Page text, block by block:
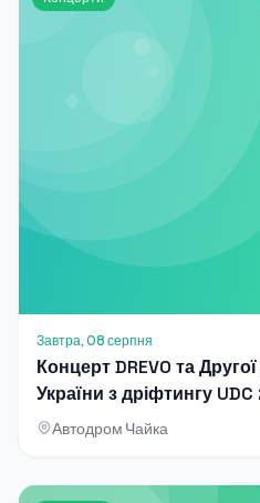
Завтра, 08 серпня
Концерт DREVO та
України з дріфтингу
Автодром Чайка